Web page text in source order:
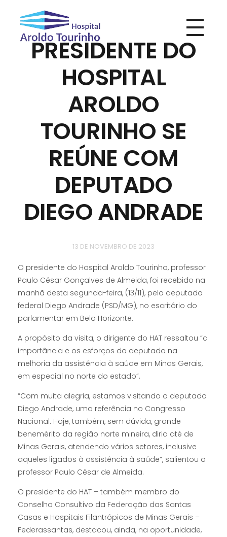
Hospital Aroldo Tourinho
PRESIDENTE DO
HOSPITAL
AROLDO
TOURINHO SE
REÚNE COM
DEPUTADO
DIEGO ANDRADE
13 DE NOVEMBRO DE 2023
O presidente do Hospital Aroldo Tourinho, professor
Paulo César Gonçalves de Almeida, foi recebido na
manhã desta segunda-feira, (13/11), pelo deputado
federal Diego Andrade (PSD/MG), no escritório do
parlamentar em Belo Horizonte.
A propósito da visita, o dirigente do HAT ressaltou “a
importância e os esforços do deputado na
melhoria da assistência à saúde em Minas Gerais,
em especial no norte do estado”.
“Com muita alegria, estamos visitando o deputado
Diego Andrade, uma referência no Congresso
Nacional. Hoje, também, sem dúvida, grande
benemérito da região norte mineira, diria até de
Minas Gerais, atendendo vários setores, inclusive
aqueles ligados à assistência à saúde”, salientou o
professor Paulo César de Almeida.
O presidente do HAT – também membro do
Conselho Consultivo da Federação das Santas
Casas e Hospitais Filantrópicos de Minas Gerais –
Federassantas, destacou, ainda, na oportunidade,